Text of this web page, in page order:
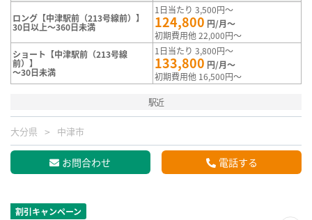
ロング【中津駅前（213号線前）】
30日以上～360日未満
1日当たり 3,500円～
124,800 円/月～
初期費用他 22,000円～
ショート【中津駅前（213号線
前）】
～30日未満
1日当たり 3,800円～
133,800 円/月～
初期費用他 16,500円～
駅近
大分県 中津市
お問合わせ 電話する
割引キャンペーン